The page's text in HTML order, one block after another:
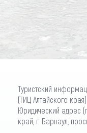
Туристский
(ТИЦ Алтайского края)
Юридический адрес
край, г. Барнаул,